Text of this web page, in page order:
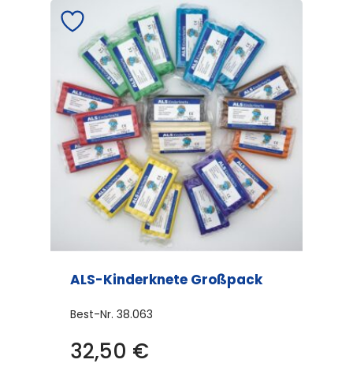
ALS-Kinderknete Großpack
Best-Nr. 38.063
32,50 €